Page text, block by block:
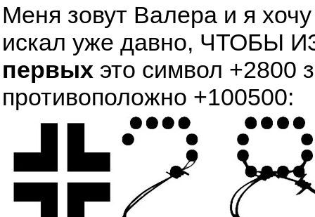
Меня зовут Валера и я
искал уже давно,
первых это символ +2800
противоположно +100500: